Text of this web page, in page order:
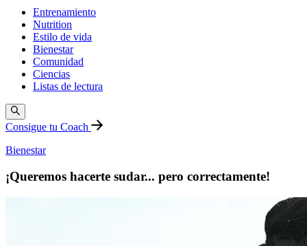
Entrenamiento
Nutrition
Estilo de vida
Bienestar
Comunidad
Ciencias
Listas de lectura
Consigue tu Coach
Bienestar
¡Queremos hacerte sudar... pero correctamente!